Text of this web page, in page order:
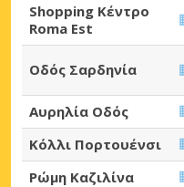
Shopping Κέντρο
Roma Est
Οδός Σαρδηνία
Αυρηλία Οδός
Κόλλι Πορτουένσι
Ρώμη Καζιλίνα